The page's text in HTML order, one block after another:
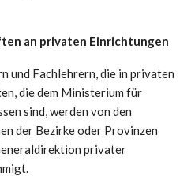
an privaten Einrichtungen
und Fachlehrern, die in privaten
die dem Ministerium für
sind, werden von den
der Bezirke oder Provinzen
privater